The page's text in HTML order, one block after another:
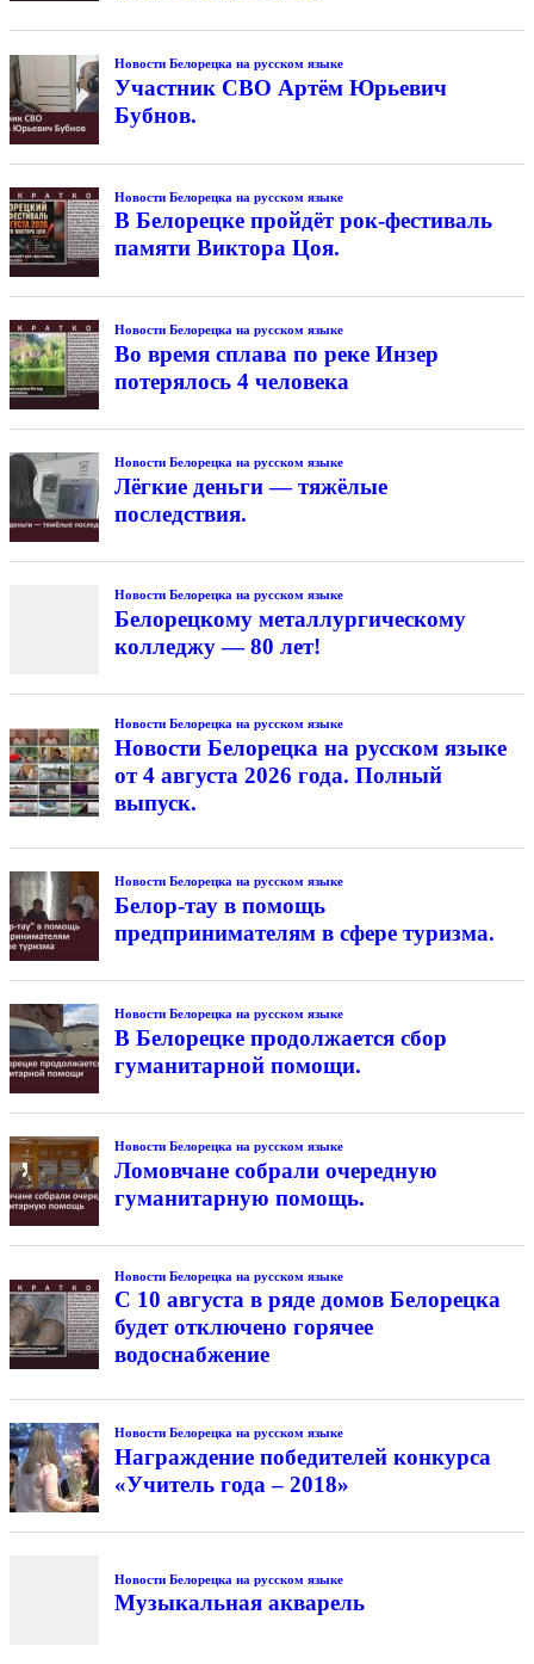
Новости Белорецка на русском языке
Участник СВО Артём Юрьевич
Бубнов.
Новости Белорецка на русском языке
В Белорецке пройдёт рок-фестиваль
памяти Виктора Цоя.
Новости Белорецка на русском языке
Во время сплава по реке Инзер
потерялось 4 человека
Новости Белорецка на русском языке
Лёгкие деньги — тяжёлые
последствия.
Новости Белорецка на русском языке
Белорецкому металлургическому
колледжу — 80 лет!
Новости Белорецка на русском языке
Новости Белорецка на русском языке
от 4 августа 2026 года. Полный
выпуск.
Новости Белорецка на русском языке
Белор-тау в помощь
предпринимателям в сфере туризма.
Новости Белорецка на русском языке
В Белорецке продолжается сбор
гуманитарной помощи.
Новости Белорецка на русском языке
Ломовчане собрали очередную
гуманитарную помощь.
Новости Белорецка на русском языке
С 10 августа в ряде домов Белорецка
будет отключено горячее
водоснабжение
Новости Белорецка на русском языке
Награждение победителей конкурса
«Учитель года – 2018»
Новости Белорецка на русском языке
Музыкальная акварель